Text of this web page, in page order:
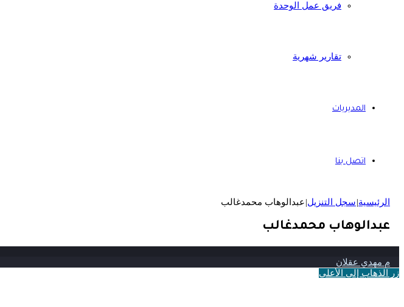
فريق عمل الوحدة
تقارير شهرية
المديريات
اتصل بنا
الرئيسية|سجل التنزيل|عبدالوهاب محمدغالب
عبدالوهاب محمدغالب
م مهدي عقلان
زر الذهاب إلى الأعلى